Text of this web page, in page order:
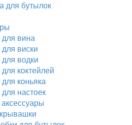
для бутылок
вина
виски
водки
коктейлей
коньяка
настоек